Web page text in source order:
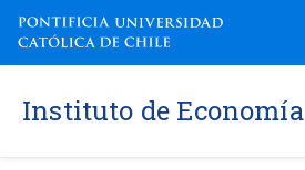
Instituto de Economía